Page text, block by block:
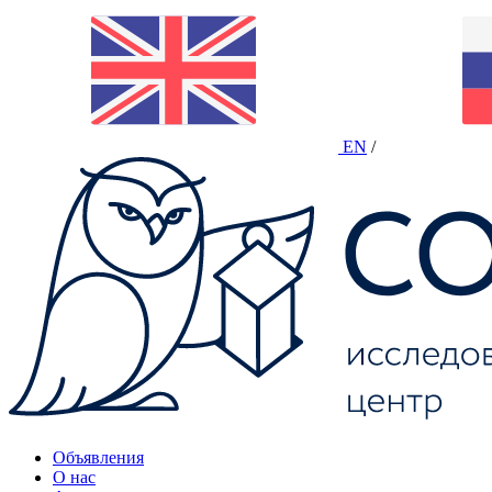
EN /
Объявления
О нас